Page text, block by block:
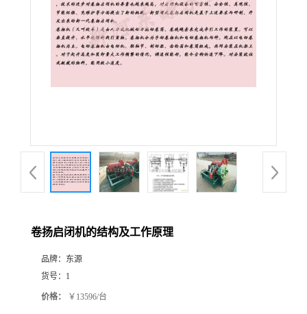
卷扬启闭机的结构及工作原理
品牌： 东源
货号： 1
价格： ￥13596/台